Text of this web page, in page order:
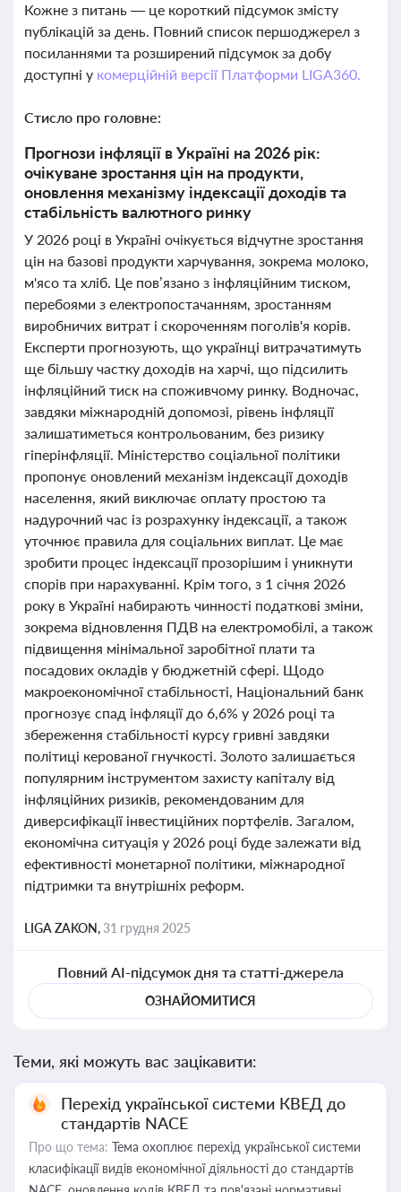
Кожне з питань — це короткий підсумок змісту
публікацій за день. Повний список першоджерел з
посиланнями та розширений підсумок за добу
доступні у комерційній версії Платформи LIGA360.
Стисло про головне:
Прогнози інфляції в Україні на 2026 рік:
очікуване зростання цін на продукти,
оновлення механізму індексації доходів та
стабільність валютного ринку
У 2026 році в Україні очікується відчутне зростання
цін на базові продукти харчування, зокрема молоко,
м'ясо та хліб. Це пов’язано з інфляційним тиском,
перебоями з електропостачанням, зростанням
виробничих витрат і скороченням поголів'я корів.
Експерти прогнозують, що українці витрачатимуть
ще більшу частку доходів на харчі, що підсилить
інфляційний тиск на споживчому ринку. Водночас,
завдяки міжнародній допомозі, рівень інфляції
залишатиметься контрольованим, без ризику
гіперінфляції. Міністерство соціальної політики
пропонує оновлений механізм індексації доходів
населення, який виключає оплату простою та
надурочний час із розрахунку індексації, а також
уточнює правила для соціальних виплат. Це має
зробити процес індексації прозорішим і уникнути
спорів при нарахуванні. Крім того, з 1 січня 2026
року в Україні набирають чинності податкові зміни,
зокрема відновлення ПДВ на електромобілі, а також
підвищення мінімальної заробітної плати та
посадових окладів у бюджетній сфері. Щодо
макроекономічної стабільності, Національний банк
прогнозує спад інфляції до 6,6% у 2026 році та
збереження стабільності курсу гривні завдяки
політиці керованої гнучкості. Золото залишається
популярним інструментом захисту капіталу від
інфляційних ризиків, рекомендованим для
диверсифікації інвестиційних портфелів. Загалом,
економічна ситуація у 2026 році буде залежати від
ефективності монетарної політики, міжнародної
підтримки та внутрішніх реформ.
LIGA ZAKON,31 грудня 2025
Повний AI-підсумок дня та статті-джерела
ОЗНАЙОМИТИСЯ
Теми, які можуть вас зацікавити:
Перехід української системи КВЕД до
стандартів NACE
Про що тема: Тема охоплює перехід української системи
класифікації видів економічної діяльності до стандартів